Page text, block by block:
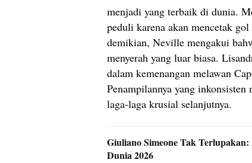
menjadi yang terbaik di dunia.
peduli karena akan mencetak
demikian, Neville mengakui
menyerah yang luar biasa.
dalam kemenangan melawan
Penampilannya yang
laga-laga krusial selanjutnya.
Giuliano Simeone Tak
Dunia 2026